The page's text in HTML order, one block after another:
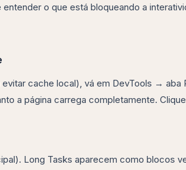
o que está bloqueando a
cache local), vá em DevTools →
a página carrega completamente.
Long Tasks aparecem como blocos